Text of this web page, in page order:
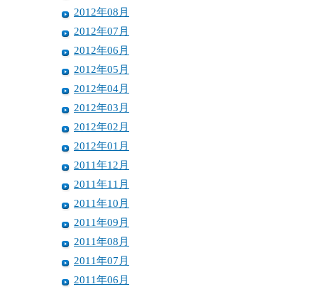
2012年08月
2012年07月
2012年06月
2012年05月
2012年04月
2012年03月
2012年02月
2012年01月
2011年12月
2011年11月
2011年10月
2011年09月
2011年08月
2011年07月
2011年06月